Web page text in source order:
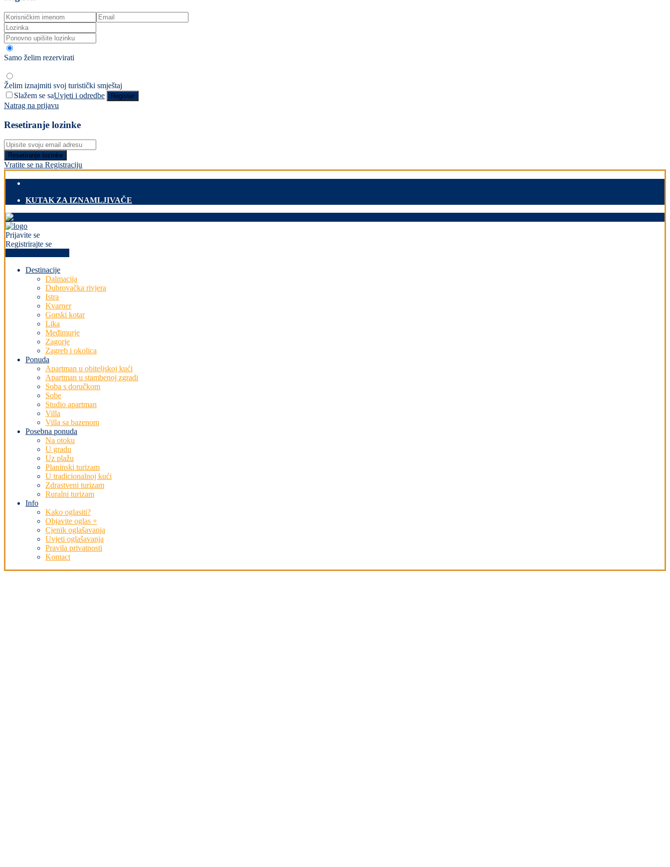
Samo želim rezervirati
Želim iznajmiti svoj turistički smještaj
Slažem se saUvjeti i odredbe Register
Natrag na prijavu
Resetiranje lozinke
Resetiranje lozinke
Vratite se na Registraciju
KUTAK ZA IZNAMLJIVAČE
Prijavite se
Registrirajte se
Destinacije
Dalmacija
Dubrovačka rivjera
Istra
Kvarner
Gorski kotar
Lika
Međimurje
Zagorje
Zagreb i okolica
Ponuda
Apartman u obiteljskoj kući
Apartman u stambenoj zgradi
Soba s doručkom
Sobe
Studio apartman
Villa
Villa sa bazenom
Posebna ponuda
Na otoku
U gradu
Uz plažu
Planinski turizam
U tradicionalnoj kući
Zdrastveni turizam
Ruralni turizam
Info
Kako oglasiti?
Objavite oglas +
Cjenik oglašavanja
Uvjeti oglašavanja
Pravila privatnosti
Kontact